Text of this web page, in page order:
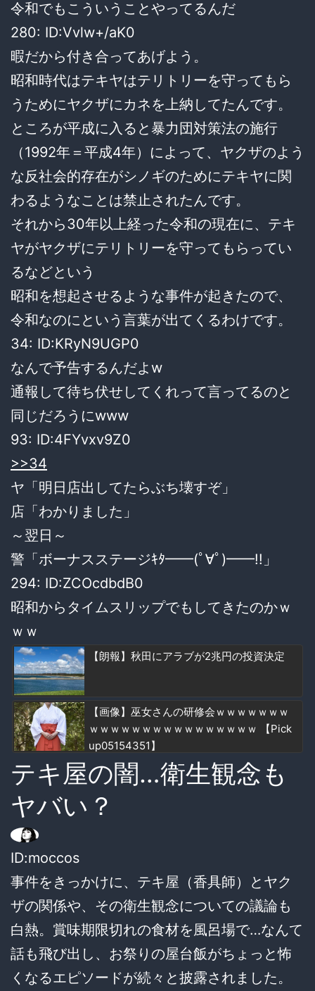
令和でもこういうことやってるんだ
280: ID:Vvlw+/aK0
暇だから付き合ってあげよう。
昭和時代はテキヤはテリトリーを守ってもら
うためにヤクザにカネを上納してたんです。
ところが平成に入ると暴力団対策法の施行
（1992年＝平成4年）によって、ヤクザのよう
な反社会的存在がシノギのためにテキヤに関
わるようなことは禁止されたんです。
それから30年以上経った令和の現在に、テキ
ヤがヤクザにテリトリーを守ってもらってい
るなどという
昭和を想起させるような事件が起きたので、
令和なのにという言葉が出てくるわけです。
34: ID:KRyN9UGP0
なんで予告するんだよw
通報して待ち伏せしてくれって言ってるのと
同じだろうにwww
93: ID:4FYvxv9Z0
>>34
ヤ「明日店出してたらぶち壊すぞ」
店「わかりました」
～翌日～
警「ボーナスステージｷﾀ━━(ﾟ∀ﾟ)━━!!」
294: ID:ZCOcdbdB0
昭和からタイムスリップでもしてきたのかｗ
ｗｗ
【朗報】秋田にアラブが2兆円の投資決定
【画像】巫女さんの研修会ｗｗｗｗｗｗｗ
ｗｗｗｗｗｗｗｗｗｗｗｗｗｗｗｗ 【Pick
up05154351】
テキ屋の闇…衛生観念も
ヤバい？
ID:moccos
事件をきっかけに、テキ屋（香具師）とヤク
ザの関係や、その衛生観念についての議論も
白熱。賞味期限切れの食材を風呂場で…なんて
話も飛び出し、お祭りの屋台飯がちょっと怖
くなるエピソードが続々と披露されました。